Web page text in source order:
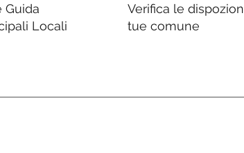
Guida
Locali
Verifica le
tue comune